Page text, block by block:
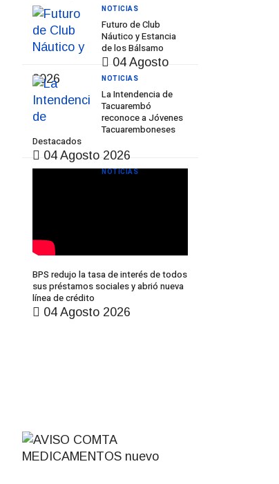
Futuro de Club
Náutico y Estancia
de los Bálsamo
04 Agosto
2026
NOTICIAS
La Intendencia de
Tacuarembó
reconoce a Jóvenes
Tacuaremboneses
Destacados
04 Agosto 2026
NOTICIAS
BPS redujo la tasa de interés de todos
sus préstamos sociales y abrió nueva
línea de crédito
04 Agosto 2026
NOTICIAS